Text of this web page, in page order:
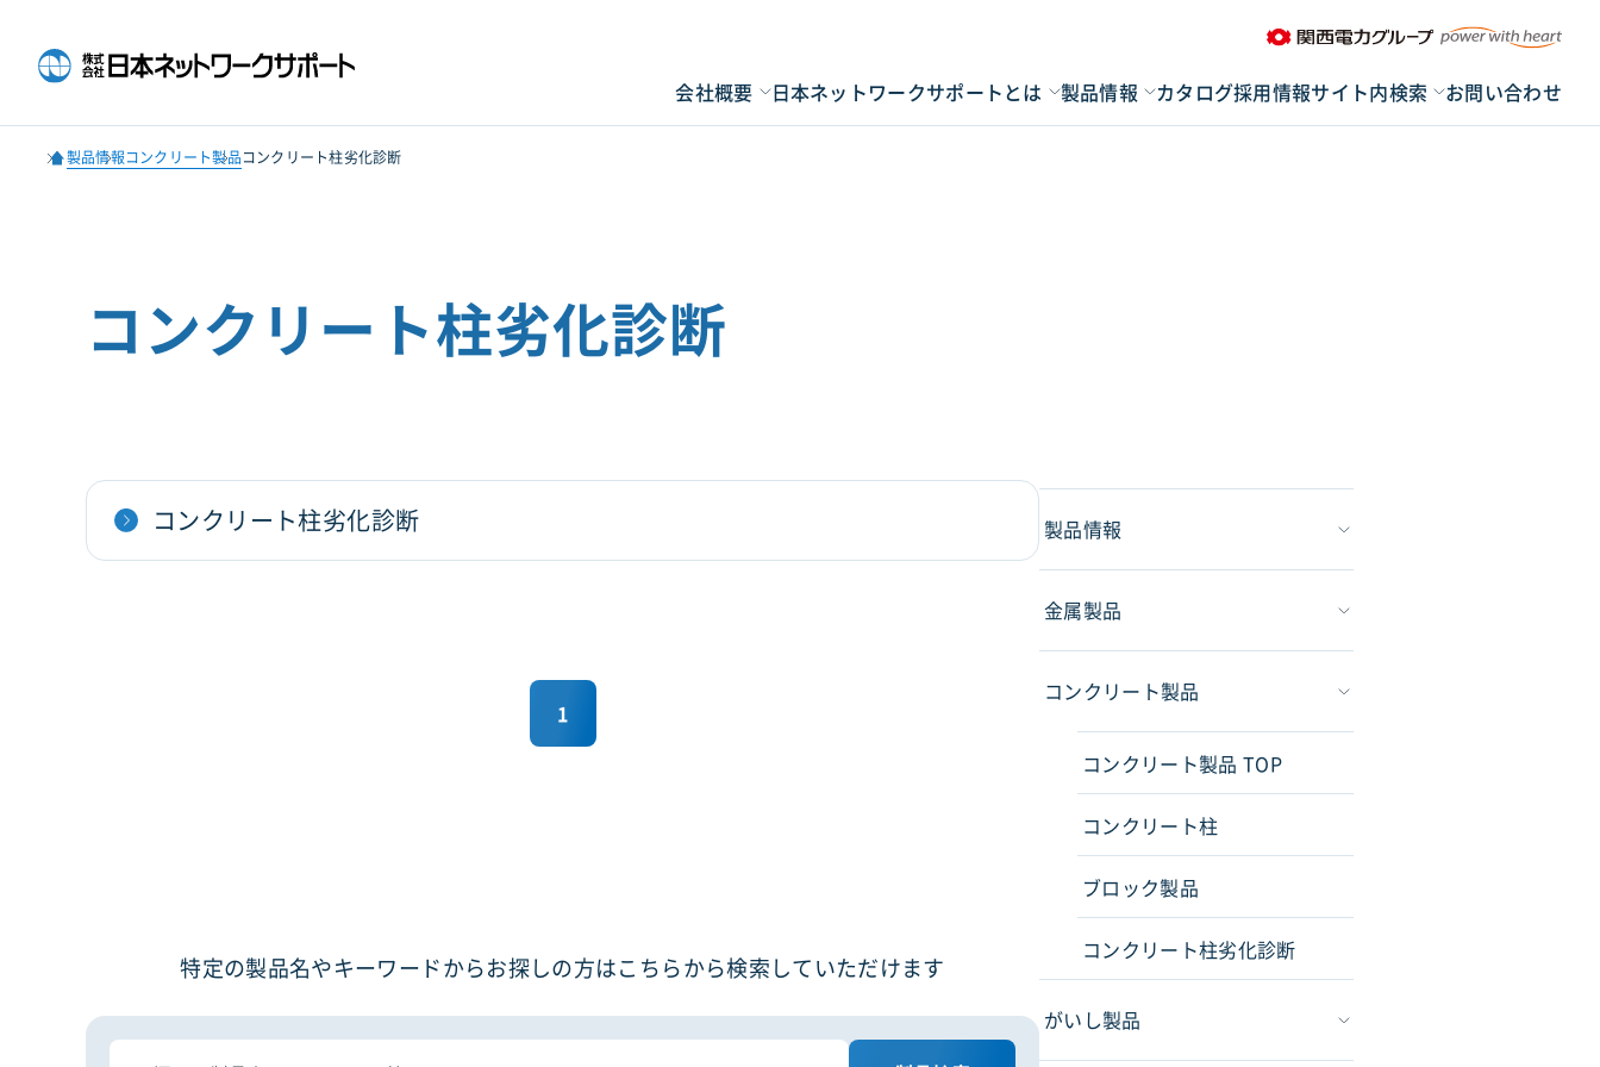
会社概要 日本ネットワークサポートとは 製品情報 カタログ採用情報サイト内検索 お問い合わせ
製品情報コンクリート製品コンクリート柱劣化診断
コンクリート柱劣化診断
コンクリート柱劣化診断
1
特定の製品名やキーワードからお探しの方はこちらから検索していただけます
製品情報
金属製品
コンクリート製品
コンクリート製品 TOP
コンクリート柱
ブロック製品
コンクリート柱劣化診断
がいし製品